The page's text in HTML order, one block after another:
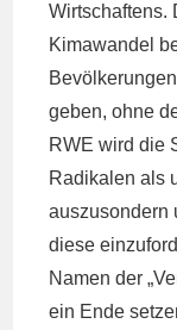
Wirtschaftens.
Kimawandel
geben, ohne
RWE wird die
Radikalen als
auszusondern
diese
Namen der
ein Ende